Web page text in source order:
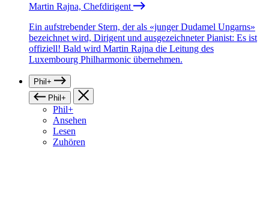
Martin Rajna, Chefdirigent
Ein aufstrebender Stern, der als «junger Dudamel Ungarns»
bezeichnet wird, Dirigent und ausgezeichneter Pianist: Es ist
offiziell! Bald wird Martin Rajna die Leitung des
Luxembourg Philharmonic übernehmen.
Phil+
Phil+
Phil+
Ansehen
Lesen
Zuhören